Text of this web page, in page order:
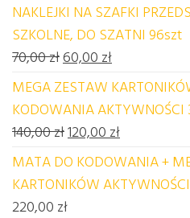
NAKLEJKI NA SZAFKI
SZKOLNE, DO SZATNI 96szt
70,00złPierwotna cena
60,00 złAktualna
MEGA ZESTAW
KODOWANIA AKTYWNOŚCI
140,00złPierwotna cena
120,00 złAktualna
MATA DO KODOWANIA +
KARTONIKÓW
220,00 zł